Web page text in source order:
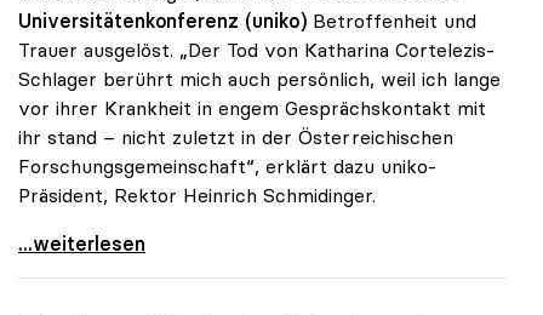
Universitätenkonferenz (uniko) Betroffenheit und
Trauer ausgelöst. „Der Tod von Katharina Cortelezis-
Schlager berührt mich auch persönlich, weil ich lange
vor ihrer Krankheit in engem Gesprächskontakt mit
ihr stand – nicht zuletzt in der Österreichischen
Forschungsgemeinschaft“, erklärt dazu uniko-
Präsident, Rektor Heinrich Schmidinger.
uniko-Präsident zum Tod von Katharina
...weiterlesen